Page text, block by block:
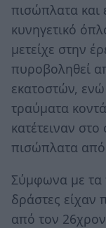
πισώπλατα
κυνηγετικό
μετείχε στην
πυροβοληθεί
εκατοστών,
τραύματα
κατέτειναν
πισώπλατα
Σύμφωνα με τα
δράστες είχαν
από τον